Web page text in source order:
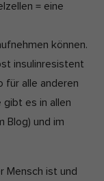
= eine
können.
insulinresistent
für alle anderen
gibt es in allen
Blog) und im
Mensch ist und